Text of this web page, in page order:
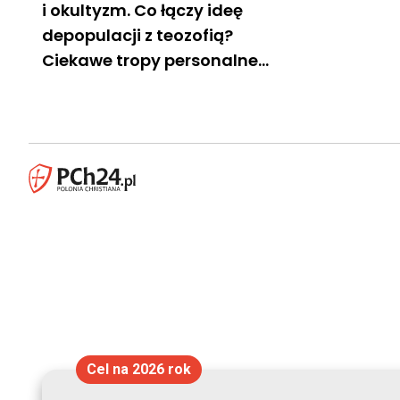
i okultyzm. Co łączy ideę
depopulacji z teozofią?
Ciekawe tropy personalne…
Cel na 2026 rok